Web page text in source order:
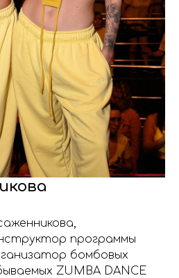
программы
бомбовых
ZUMBA DANCE